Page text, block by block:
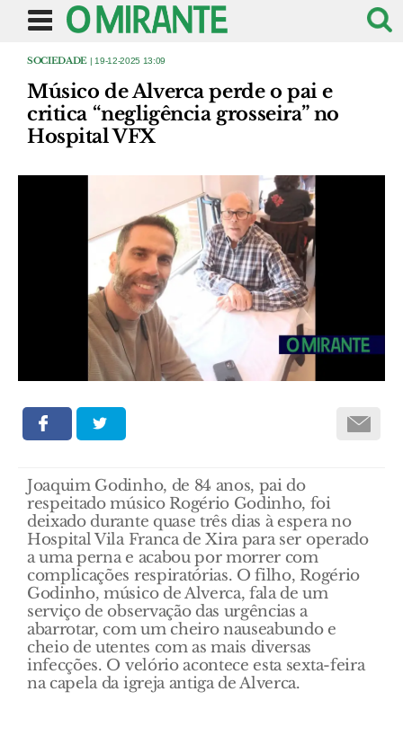
SOCIEDADE | 19-12-2025 13:09
Músico de Alverca perde o pai e
critica “negligência grosseira” no
Hospital VFX
Joaquim Godinho, de 84 anos, pai do
respeitado músico Rogério Godinho, foi
deixado durante quase três dias à espera no
Hospital Vila Franca de Xira para ser operado
a uma perna e acabou por morrer com
complicações respiratórias. O filho, Rogério
Godinho, músico de Alverca, fala de um
serviço de observação das urgências a
abarrotar, com um cheiro nauseabundo e
cheio de utentes com as mais diversas
infecções. O velório acontece esta sexta-feira
na capela da igreja antiga de Alverca.